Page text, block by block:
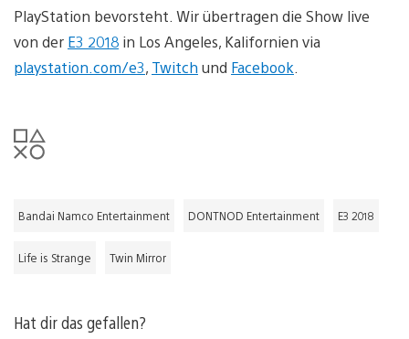
PlayStation bevorsteht. Wir übertragen die Show live
von der E3 2018 in Los Angeles, Kalifornien via
playstation.com/e3, Twitch und Facebook.
Bandai Namco Entertainment DONTNOD Entertainment E3 2018
Life is Strange Twin Mirror
Hat dir das gefallen?